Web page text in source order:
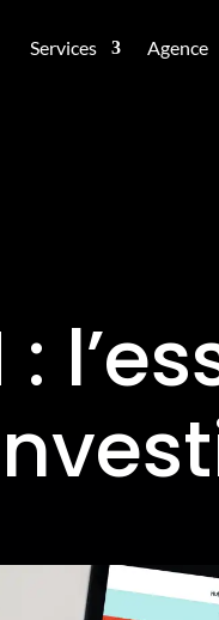
Services Agence
: